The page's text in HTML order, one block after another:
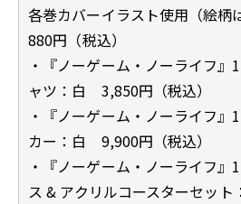
各巻カバーイラスト使用（絵
880円（税込）
・『ノーゲーム・ノーライフ
ャツ：白 3,850円（税込）
・『ノーゲーム・ノーライフ
カー：白 9,900円（税込）
・『ノーゲーム・ノーライフ
ス & アクリルコースターセッ